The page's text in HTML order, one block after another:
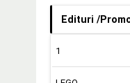
Edituri /
1